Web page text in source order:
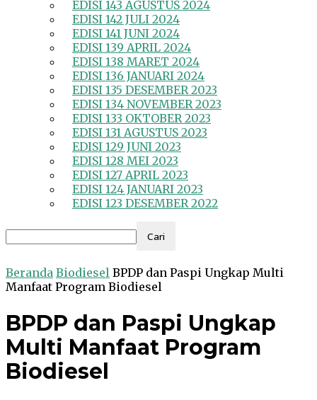
EDISI 143 AGUSTUS 2024
EDISI 142 JULI 2024
EDISI 141 JUNI 2024
EDISI 139 APRIL 2024
EDISI 138 MARET 2024
EDISI 136 JANUARI 2024
EDISI 135 DESEMBER 2023
EDISI 134 NOVEMBER 2023
EDISI 133 OKTOBER 2023
EDISI 131 AGUSTUS 2023
EDISI 129 JUNI 2023
EDISI 128 MEI 2023
EDISI 127 APRIL 2023
EDISI 124 JANUARI 2023
EDISI 123 DESEMBER 2022
Beranda Biodiesel BPDP dan Paspi Ungkap Multi
Manfaat Program Biodiesel
BPDP dan Paspi Ungkap
Multi Manfaat Program
Biodiesel